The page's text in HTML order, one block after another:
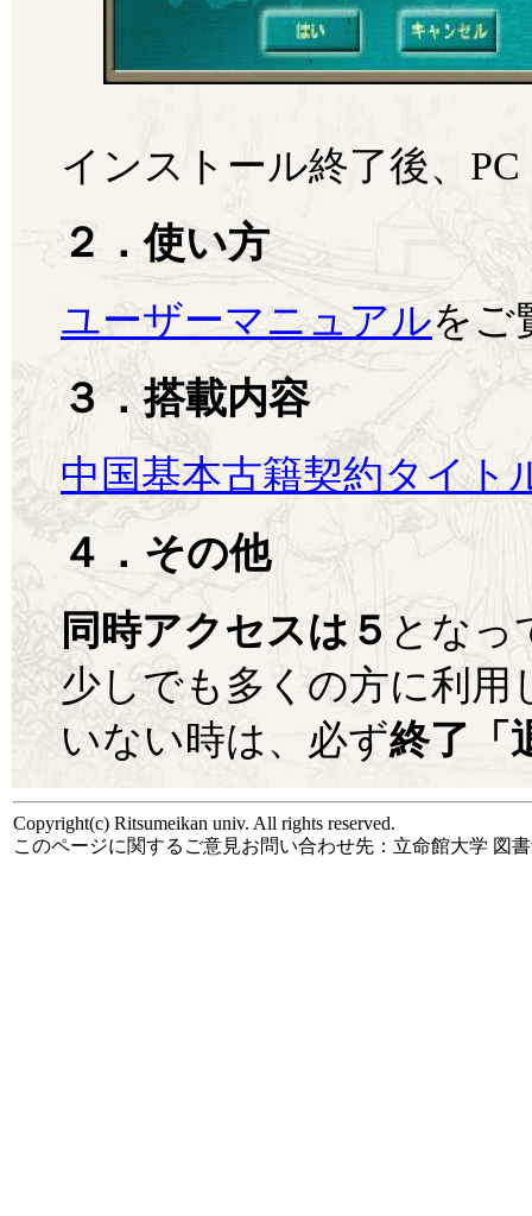
インストール終了後、
２．使い方
ユーザーマニュアルをご
３．搭載内容
中国基本古籍契約タイト
４．その他
同時アクセスは５ となっ
少しでも多くの方に利用
いない時は、必ず終了「
Copyright(c) Ritsumeikan univ. All rights reserved.
このページに関するご意見お問い合わせ先：立命館大学 図